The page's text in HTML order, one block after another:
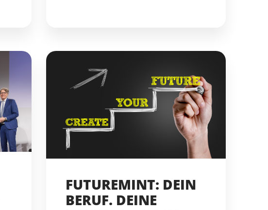
FUTUREMINT: DEIN
BERUF. DEINE